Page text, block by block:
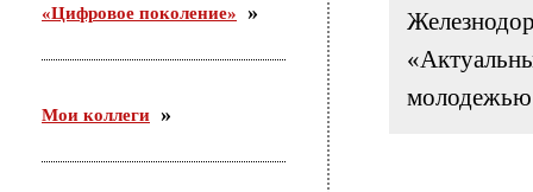
С 26 ноября по 3 декабря участвовала в российско-
германском форуме по неформальному
образованию в Академии неформального
образования «Хаус-ам-Майберг» (г.Хаппенхайм,
«Цифровое поколение»
Мои коллеги
молодежью